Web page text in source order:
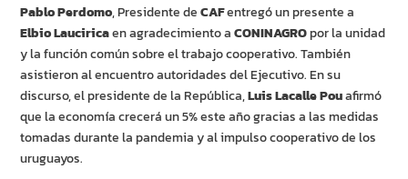
Pablo Perdomo, Presidente deCAFentregó un presente a
Elbio Lauciricaen agradecimiento aCONINAGROpor la unidad
y la función común sobre el trabajo cooperativo. También
asistieron al encuentro autoridades del Ejecutivo. En su
discurso, el presidente de la República,LuisLacalle Pouafirmó
que la economía crecerá un 5% este año gracias a las medidas
tomadas durante la pandemia y al impulso cooperativo de los
uruguayos.